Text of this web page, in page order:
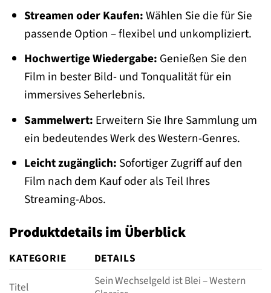
Streamen oder Kaufen:Wählen Sie die für Sie
passende Option – flexibel und unkompliziert.
Hochwertige Wiedergabe: Genießen Sie den
Film in bester Bild- und Tonqualität für ein
immersives Seherlebnis.
Sammelwert: Erweitern Sie Ihre Sammlung um
ein bedeutendes Werk des Western-Genres.
Leicht zugänglich: Sofortiger Zugriff auf den
Film nach dem Kauf oder als Teil Ihres
Streaming-Abos.
Produktdetails im Überblick
KATEGORIE
DETAILS
Titel
Sein Wechselgeld ist Blei – Western